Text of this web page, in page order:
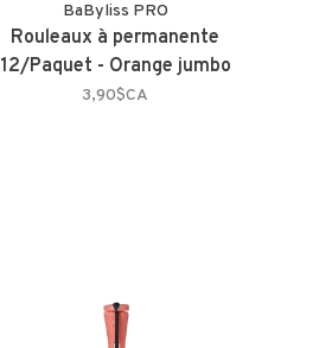
BaByliss PRO
Rouleaux à permanente
12/Paquet - Orange jumbo
3,90$CA